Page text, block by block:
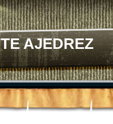
AJEDREZ